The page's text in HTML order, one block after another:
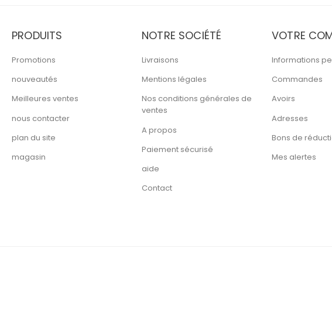
PRODUITS
Promotions
nouveautés
Meilleures ventes
nous contacter
plan du site
magasin
NOTRE SOCIÉTÉ
Livraisons
Mentions légales
Nos conditions générales de
ventes
A propos
Paiement sécurisé
aide
Contact
VOTRE
Informations
Commandes
Avoirs
Adresses
Bons de
Mes alertes